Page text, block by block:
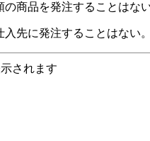
の商品を発注することはな
入先に発注することはない
されます